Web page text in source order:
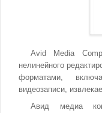
Avid Media
нелинейного
форматами,
видеозаписи,
Авид медиа